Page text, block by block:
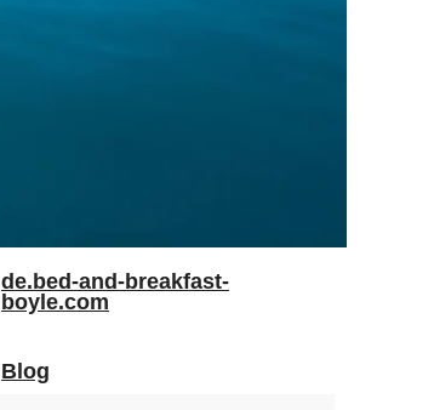
de.bed-and-breakfast-
boyle.com
Blog